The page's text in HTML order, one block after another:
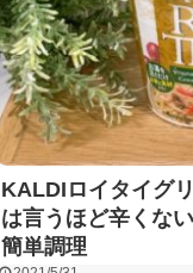
KALDIロイタイグ
は言うほど辛くな
簡単調理